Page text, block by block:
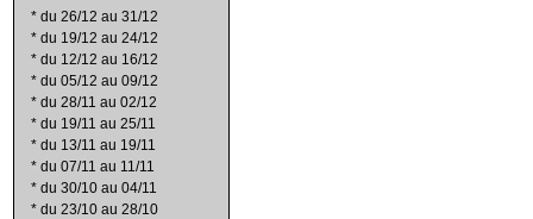
* du 26/12 au 31/12
* du 19/12 au 24/12
* du 12/12 au 16/12
* du 05/12 au 09/12
* du 28/11 au 02/12
* du 19/11 au 25/11
* du 13/11 au 19/11
* du 07/11 au 11/11
* du 30/10 au 04/11
* du 23/10 au 28/10